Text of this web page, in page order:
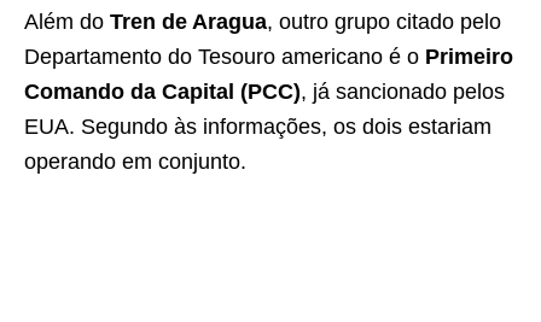
Além do Tren de Aragua, outro grupo citado pelo
Departamento do Tesouro americano é o Primeiro
Comando da Capital (PCC), já sancionado pelos
EUA. Segundo às informações, os dois estariam
operando em conjunto.